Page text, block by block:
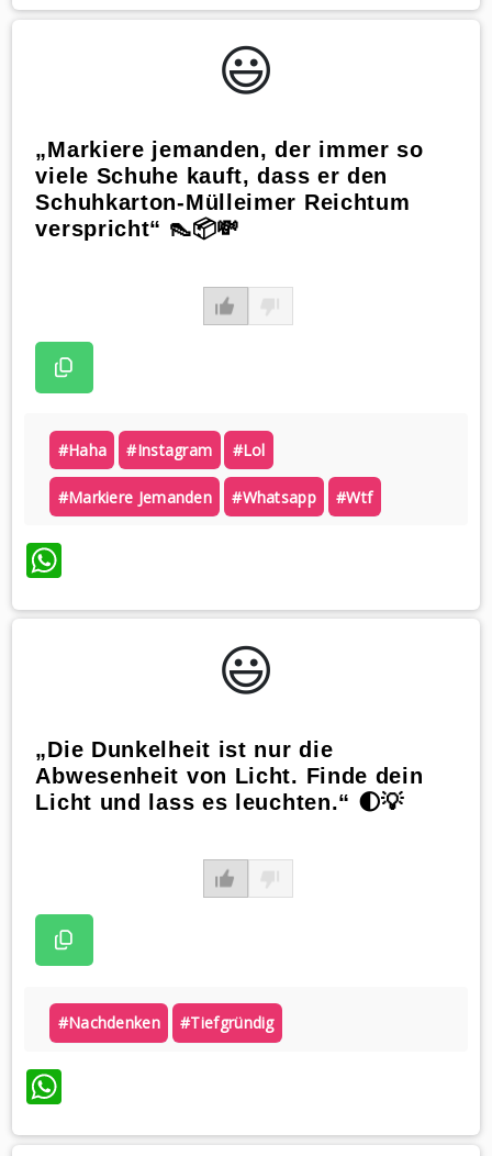
😃️
„Markiere jemanden, der immer so
viele Schuhe kauft, dass er den
Schuhkarton-Mülleimer Reichtum
verspricht“ 👠📦💸
#haha #instagram #lol
#markiere Jemanden #whatsapp #wtf
WhatsApp
😃️
„Die Dunkelheit ist nur die
Abwesenheit von Licht. Finde dein
Licht und lass es leuchten.“ 🌓💡
#nachdenken #tiefgründig
WhatsApp